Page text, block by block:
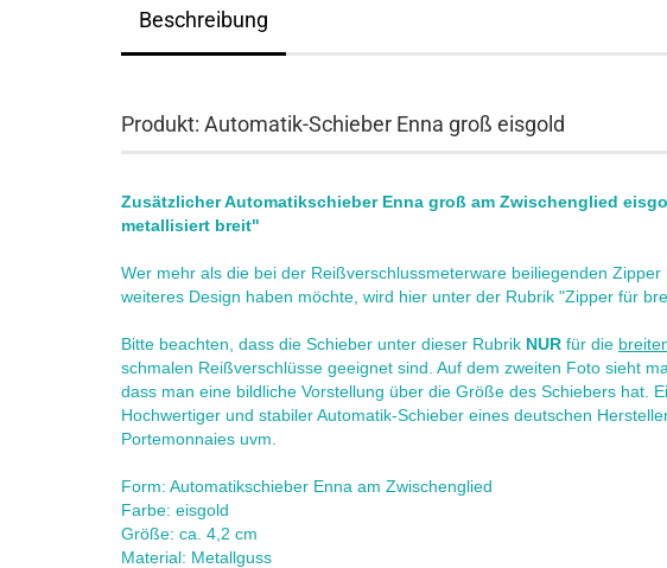
Beschreibung
Produkt: Automatik-Schieber Enna groß eisgold
Zusätzlicher Automatikschieber Enna groß am Zwischenglied
metallisiert breit"
Wer mehr als die bei der Reißverschlussmeterware beiliegenden
weiteres Design haben möchte, wird hier unter der Rubrik "Zipper für
Bitte beachten, dass die Schieber unter dieser Rubrik NUR für die
schmalen Reißverschlüsse geeignet sind. Auf dem zweiten Foto sieht
dass man eine bildliche Vorstellung über die Größe des Schiebers hat.
Hochwertiger und stabiler Automatik-Schieber eines deutschen
Portemonnaies uvm.
Form: Automatikschieber Enna am Zwischenglied
Farbe: eisgold
Größe: ca. 4,2 cm
Material: Metallguss